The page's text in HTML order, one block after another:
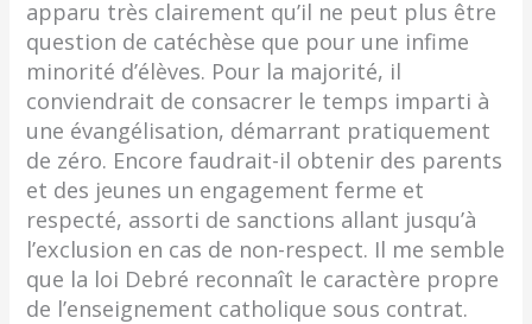
apparu très clairement qu’il ne peut plus être
question de catéchèse que pour une infime
minorité d’élèves. Pour la majorité, il
conviendrait de consacrer le temps imparti à
une évangélisation, démarrant pratiquement
de zéro. Encore faudrait-il obtenir des parents
et des jeunes un engagement ferme et
respecté, assorti de sanctions allant jusqu’à
l’exclusion en cas de non-respect. Il me semble
que la loi Debré reconnaît le caractère propre
de l’enseignement catholique sous contrat.